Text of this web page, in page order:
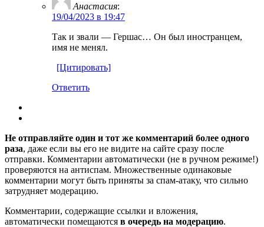
Анастасия:
19/04/2023 в 19:47
Так и звали — Гершас… Он был иностранцем,
имя не менял.
[Цитировать]
Ответить
Не отправляйте один и тот же комментарий более одного
раза, даже если вы его не видите на сайте сразу после
отправки. Комментарии автоматически (не в ручном режиме!)
проверяются на антиспам. Множественные одинаковые
комментарии могут быть приняты за спам-атаку, что сильно
затрудняет модерацию.
Комментарии, содержащие ссылки и вложения,
автоматически помещаются в очередь на модерацию.